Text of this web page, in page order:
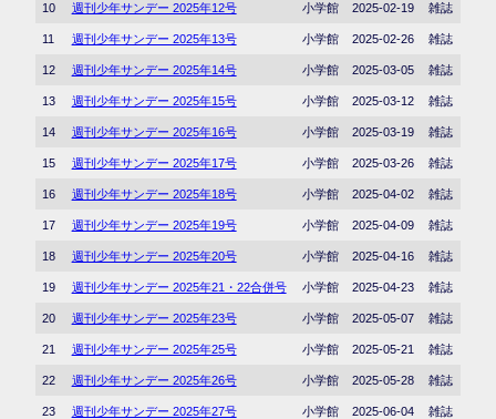
10 週刊少年サンデー 2025年12号 小学館 2025-02-19 雑誌
11 週刊少年サンデー 2025年13号 小学館 2025-02-26 雑誌
12 週刊少年サンデー 2025年14号 小学館 2025-03-05 雑誌
13 週刊少年サンデー 2025年15号 小学館 2025-03-12 雑誌
14 週刊少年サンデー 2025年16号 小学館 2025-03-19 雑誌
15 週刊少年サンデー 2025年17号 小学館 2025-03-26 雑誌
16 週刊少年サンデー 2025年18号 小学館 2025-04-02 雑誌
17 週刊少年サンデー 2025年19号 小学館 2025-04-09 雑誌
18 週刊少年サンデー 2025年20号 小学館 2025-04-16 雑誌
19 週刊少年サンデー 2025年21・22合併号 小学館 2025-04-23 雑誌
20 週刊少年サンデー 2025年23号 小学館 2025-05-07 雑誌
21 週刊少年サンデー 2025年25号 小学館 2025-05-21 雑誌
22 週刊少年サンデー 2025年26号 小学館 2025-05-28 雑誌
23 週刊少年サンデー 2025年27号 小学館 2025-06-04 雑誌